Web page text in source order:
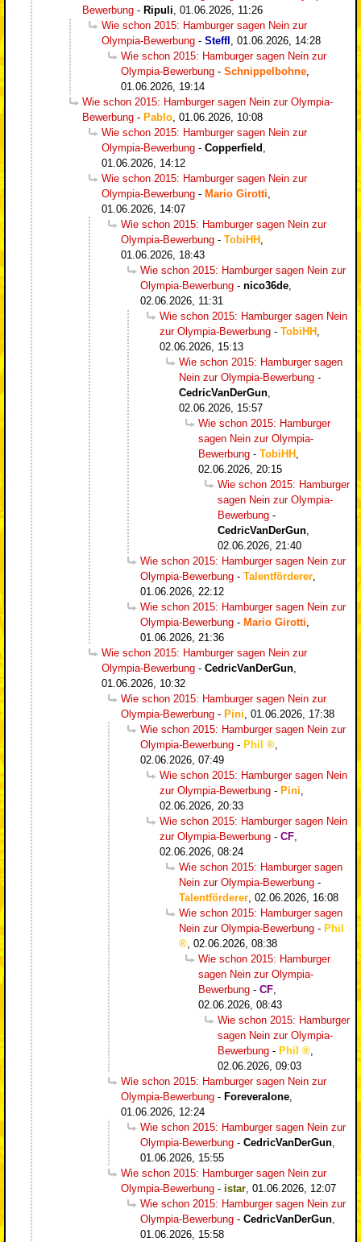
Bewerbung - Ripuli 01.06.2026, 11:26
Wie schon 2015: Hamburger sagen Nein zur
Olympia-Bewerbung - Steffl
01.06.2026, 14:28
Wie schon 2015: Hamburger sagen Nein zur
Olympia-Bewerbung - Schnippelbohne
01.06.2026, 19:14
Wie schon 2015: Hamburger sagen Nein zur Olympia-
Bewerbung - Pablo 01.06.2026, 10:08
Wie schon 2015: Hamburger sagen Nein zur
Olympia-Bewerbung - Copperfield
01.06.2026, 14:12
Wie schon 2015: Hamburger sagen Nein zur
Olympia-Bewerbung - Mario Girotti
01.06.2026, 14:07
Wie schon 2015: Hamburger sagen Nein zur
Olympia-Bewerbung - TobiHH
01.06.2026, 18:43
Wie schon 2015: Hamburger sagen Nein zur
Olympia-Bewerbung - nico36de
02.06.2026, 11:31
Wie schon 2015: Hamburger sagen Nein
zur Olympia-Bewerbung - TobiHH
02.06.2026, 15:13
Wie schon 2015: Hamburger sagen
Nein zur Olympia-Bewerbung -
CedricVanDerGun
02.06.2026, 15:57
Wie schon 2015: Hamburger
sagen Nein zur Olympia-
Bewerbung - TobiHH
02.06.2026, 20:15
Wie schon 2015: Hamburger
sagen Nein zur Olympia-
Bewerbung -
CedricVanDerGun
02.06.2026, 21:40
Wie schon 2015: Hamburger sagen Nein zur
Olympia-Bewerbung - Talentförderer
01.06.2026, 22:12
Wie schon 2015: Hamburger sagen Nein zur
Olympia-Bewerbung - Mario Girotti
01.06.2026, 21:36
Wie schon 2015: Hamburger sagen Nein zur
Olympia-Bewerbung - CedricVanDerGun
01.06.2026, 10:32
Wie schon 2015: Hamburger sagen Nein zur
Olympia-Bewerbung - Pini 01.06.2026, 17:38
Wie schon 2015: Hamburger sagen Nein zur
Olympia-Bewerbung - Phil
02.06.2026, 07:49
Wie schon 2015: Hamburger sagen Nein
zur Olympia-Bewerbung - Pini
02.06.2026, 20:33
Wie schon 2015: Hamburger sagen Nein
zur Olympia-Bewerbung - CF
02.06.2026, 08:24
Wie schon 2015: Hamburger sagen
Nein zur Olympia-Bewerbung -
Talentförderer 02.06.2026, 16:08
Wie schon 2015: Hamburger sagen
Nein zur Olympia-Bewerbung - Phil
02.06.2026, 08:38
Wie schon 2015: Hamburger
sagen Nein zur Olympia-
Bewerbung - CF
02.06.2026, 08:43
Wie schon 2015: Hamburger
sagen Nein zur Olympia-
Bewerbung - Phil
02.06.2026, 09:03
Wie schon 2015: Hamburger sagen Nein zur
Olympia-Bewerbung - Foreveralone
01.06.2026, 12:24
Wie schon 2015: Hamburger sagen Nein zur
Olympia-Bewerbung - CedricVanDerGun
01.06.2026, 15:55
Wie schon 2015: Hamburger sagen Nein zur
Olympia-Bewerbung - istar 01.06.2026, 12:07
Wie schon 2015: Hamburger sagen Nein zur
Olympia-Bewerbung - CedricVanDerGun
01.06.2026, 15:58